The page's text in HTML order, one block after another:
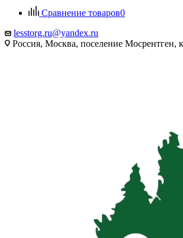
Сравнение товаров0
lesstorg.ru@yandex.ru
Россия, Москва, поселение Мосрентген,